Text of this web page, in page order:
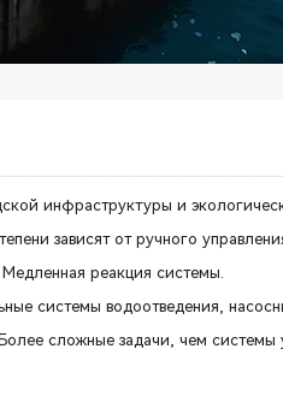
инфраструктуры и
зависят от ручного
реакция системы.
системы водоотведения,
сложные задачи, чем системы